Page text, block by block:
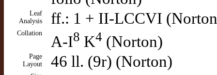
Leaf
Analysis
ff.: 1 + II-LCCVI
Collation A-I8 K4 (Norton)
Page
Layout
46 ll. (9r) (Norton)